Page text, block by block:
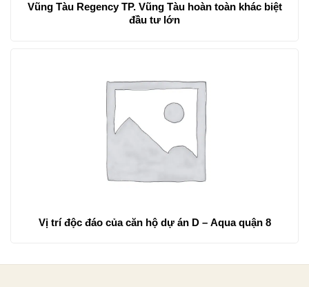
Vũng Tàu Regency TP. Vũng Tàu hoàn toàn khác biệt
đầu tư lớn
Vị trí độc đáo của căn hộ dự án D – Aqua quận 8